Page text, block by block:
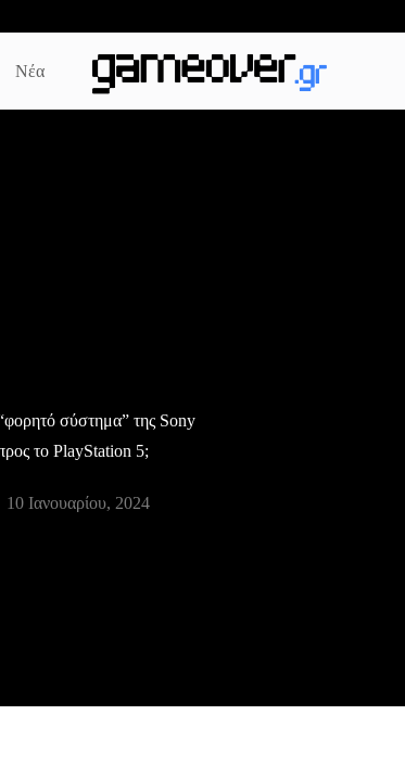
Νέα
σύστημα” της Sony
το PlayStation 5;
10 Ιανουαρίου, 2024